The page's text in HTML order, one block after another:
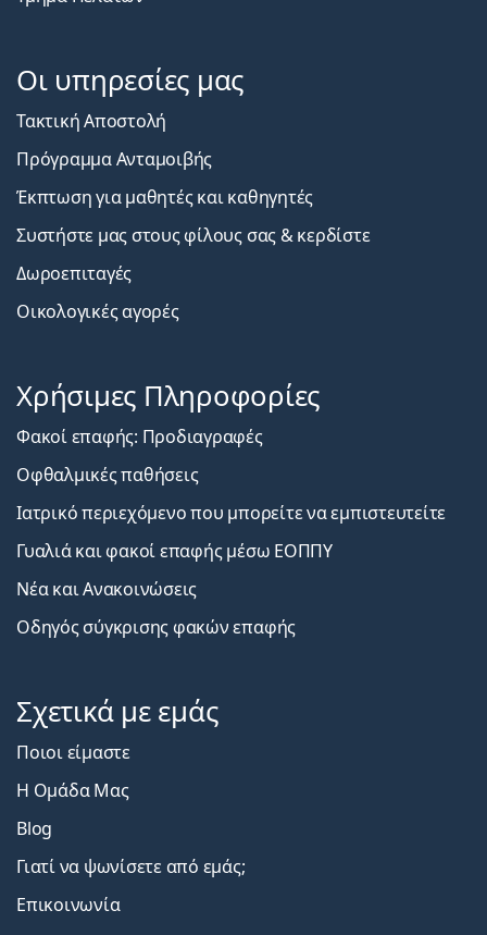
Οι υπηρεσίες μας
Τακτική Αποστολή
Πρόγραμμα Ανταμοιβής
Έκπτωση για μαθητές και καθηγητές
Συστήστε μας στους φίλους σας & κερδίστε
Δωροεπιταγές
Οικολογικές αγορές
Χρήσιμες Πληροφορίες
Φακοί επαφής: Προδιαγραφές
Οφθαλμικές παθήσεις
Ιατρικό περιεχόμενο που μπορείτε να εμπιστευτείτε
Γυαλιά και φακοί επαφής μέσω ΕΟΠΠΥ
Νέα και Ανακοινώσεις
Οδηγός σύγκρισης φακών επαφής
Σχετικά με εμάς
Ποιοι είμαστε
Η Ομάδα Μας
Blog
Γιατί να ψωνίσετε από εμάς;
Επικοινωνία